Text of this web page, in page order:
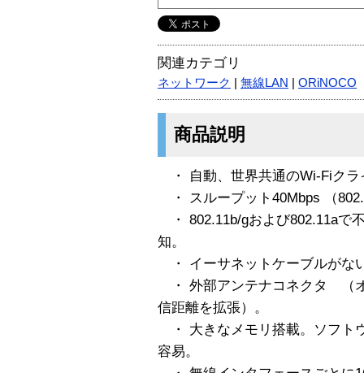
関連カテゴリ
ネットワーク 無線LAN ORiNOCO
商品説明
・ 自動、世界共通のWi-Fiクラ
・ スループット40Mbps （
・ 802.11b/gおよび802.11aで
知。
・ イーサネットケーブルがな
・ 外部アンテナコネクタ （
信距離を拡張）。
・ 大きなメモリ搭載。ソフト
容易。